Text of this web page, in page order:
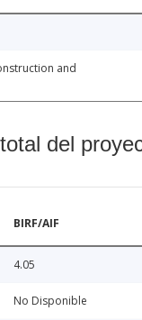
and
del
BIRF/AIF
4.05
No Disponible